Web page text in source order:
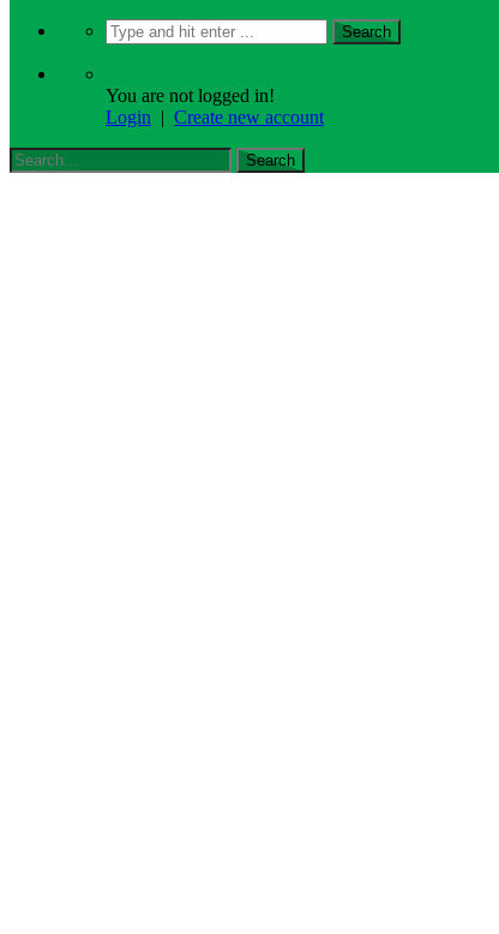
You are not logged in!
Login | Create new account